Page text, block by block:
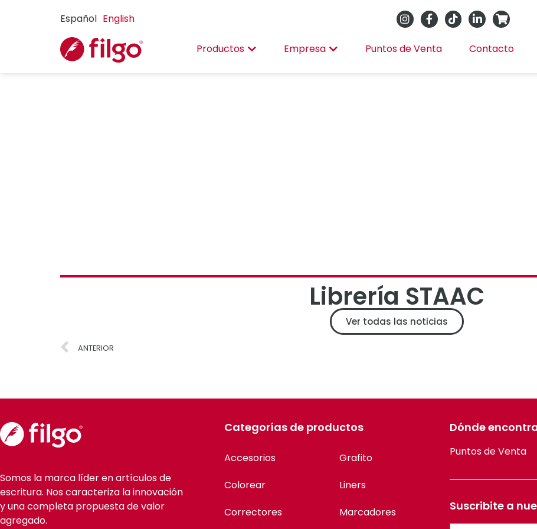
Español English
Productos Empresa Puntos de Venta Contacto
Librería STAAC
Ver todas las noticias
ANTERIOR
Somos la marca líder en artículos de
escritura. Nos caracteriza la innovación
y una completa propuesta de valor
agregado.
Categorías de productos
Accesorios
Colorear
Correctores
Grafito
Liners
Marcadores
Dónde
Puntos de Venta
Suscribite a